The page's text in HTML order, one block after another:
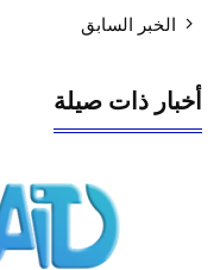
الخبر السابق
أخبار ذات صيلة